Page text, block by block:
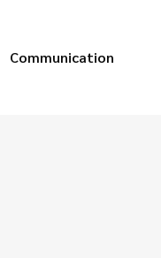
Communication